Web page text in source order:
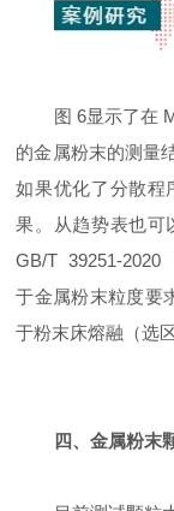
图 6显示了在
的金属粉末的测量
如果优化了分散程
果。从趋势表也可
GB/T 39251-2020
于金属粉末粒度要
于粉末床熔融（选
四、金属粉末